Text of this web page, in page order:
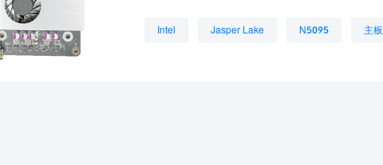
Intel Jasper Lake N5095 主板